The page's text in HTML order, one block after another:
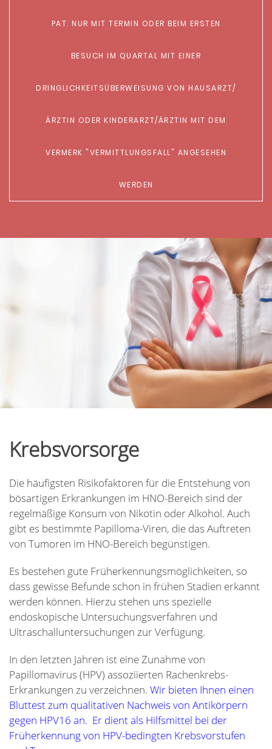
PAT. NUR MIT TERMIN ODER BEIM ERSTEN B
ESUCH IM QUARTAL MIT EINER D
RINGLICHKEITSÜBERWEISUNG VON HAUSARZT/Ä
RZTIN ODER KINDERARZT/ÄRZTIN MIT DEM V
ERMERK "VERMITTLUNGSFALL" ANGESEHEN
WERDEN
Krebsvorsorge
Die häufigsten Risikofaktoren für die Entstehung von
bösartigen Erkrankungen im HNO-Bereich sind der
regelmäßige Konsum von Nikotin oder Alkohol. Auch
gibt es bestimmte Papilloma-Viren, die das Auftreten
von Tumoren im HNO-Bereich begünstigen.
Es bestehen gute Früherkennungsmöglichkeiten, so
dass gewisse Befunde schon in frühen Stadien erkannt
werden können. Hierzu stehen uns spezielle
endoskopische Untersuchungsverfahren und
Ultraschalluntersuchungen zur Verfügung.
In den letzten Jahren ist eine Zunahme von
Papillomavirus (HPV) assoziierten Rachenkrebs-
Erkrankungen zu verzeichnen. Wir bieten Ihnen einen
Bluttest zum qualitativen Nachweis von Antikörpern
gegen HPV16 an. Er dient als Hilfsmittel bei der
Früherkennung von HPV-bedingten Krebsvorstufen